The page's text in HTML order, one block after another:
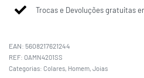
Trocas e Devoluções gratuitas
EAN: 5608217621244
OAMN4201SS
Categorias: Colares, Homem, Joias